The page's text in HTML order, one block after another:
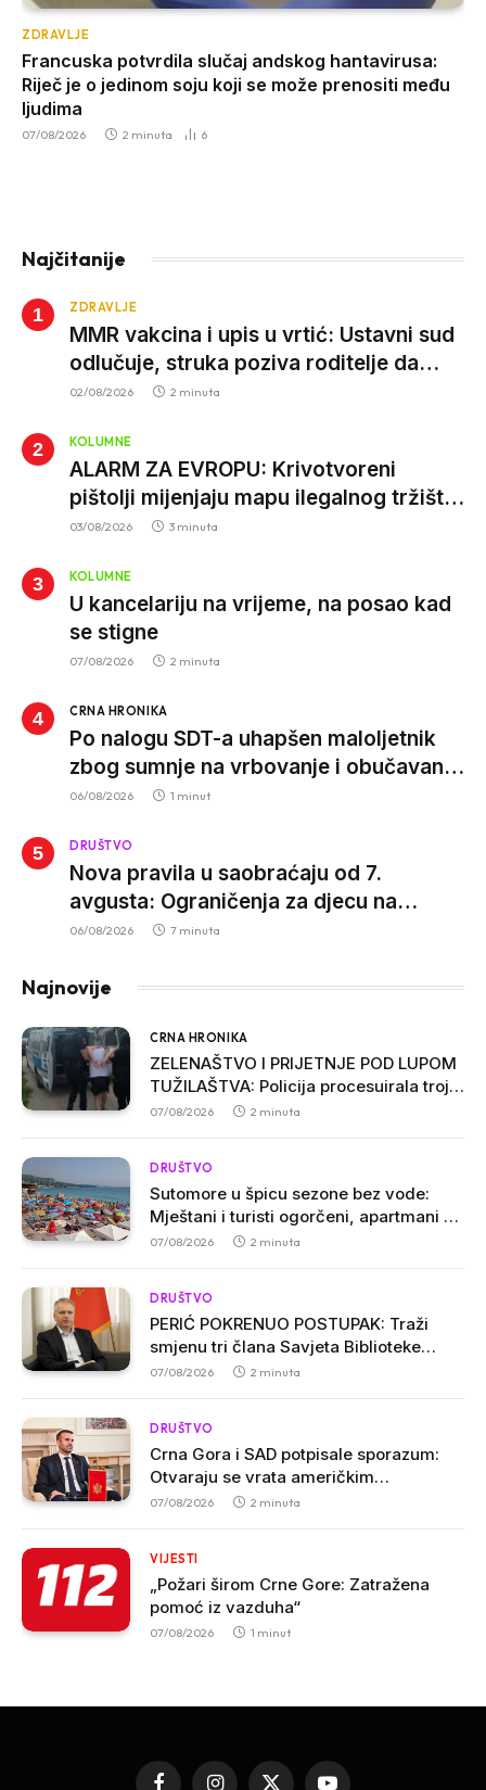
ZDRAVLJE
Francuska potvrdila slučaj andskog hantavirusa:
Riječ je o jedinom soju koji se može prenositi među
ljudima
07/08/2026 2 minuta 6
Najčitanije
ZDRAVLJE
MMR vakcina i upis u vrtić: Ustavni sud
odlučuje, struka poziva roditelje da
vjeruju nauci
02/08/2026 2 minuta
KOLUMNE
ALARM ZA EVROPU: Krivotvoreni
pištolji mijenjaju mapu ilegalnog tržišta,
istrage ukazuju na proizvodnju van EU
03/08/2026 3 minuta
KOLUMNE
U kancelariju na vrijeme, na posao kad
se stigne
07/08/2026 2 minuta
CRNA HRONIKA
Po nalogu SDT-a uhapšen maloljetnik
zbog sumnje na vrbovanje i obučavanje
za izvršenje terorističkih djela
06/08/2026 1 minut
DRUŠTVO
Nova pravila u saobraćaju od 7.
avgusta: Ograničenja za djecu na
trotinetima i mlade vozače, veće kazne
06/08/2026 7 minuta
Najnovije
CRNA HRONIKA
ZELENAŠTVO I PRIJETNJE POD LUPOM
TUŽILAŠTVA: Policija procesuirala troje
osumnjičenih u Ulcinju
07/08/2026 2 minuta
DRUŠTVO
Sutomore u špicu sezone bez vode:
Mještani i turisti ogorčeni, apartmani se
prazne zbog višesatnih restrikcija
07/08/2026 2 minuta
DRUŠTVO
PERIĆ POKRENUO POSTUPAK: Traži
smjenu tri člana Savjeta Biblioteke
„Radosav Ljumović“ zbog inicijative o
07/08/2026 2 minuta
DRUŠTVO
Crna Gora i SAD potpisale sporazum:
Otvaraju se vrata američkim
investicijama i tehnologijama
07/08/2026 2 minuta
VIJESTI
„Požari širom Crne Gore: Zatražena
pomoć iz vazduha“
07/08/2026 1 minut